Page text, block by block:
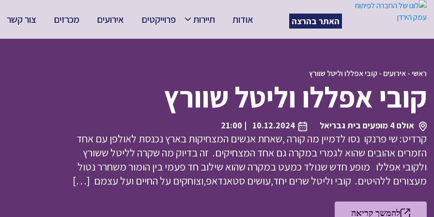
האתר בהרצה אודות תיירות פרוייקטים אירועים מכרזים צור קשר
ראשי-אירועים - קובי אפללו וליטל שוורץ
קובי אפללו וליטל שוורץ
אולם 4 מופעים בית גבריאל 10.12.2024
| 21:00
קרדיט: שי פרנקו נסו לדמיין מה קורה ,שאחת אנשים המצחיקות בארץ נכנסת לאולפן עם אחד
הזמרים אהובים שהוא לגמרי במקרה גם אחד המצחיקים. זה בדיוק מה שקרה לליטל ששורץ
ולקובי אפללו מופע חדש שנולד כמעט במקרה שהוא שילוב חד פעמי בין הומור משחרר נטול
מעצורים ללהיטים. קובי וליטל שרים יחד,עושים סטאנדאפ,וצוחקים על החיים ועל עצמם […]
להמשך קריאה